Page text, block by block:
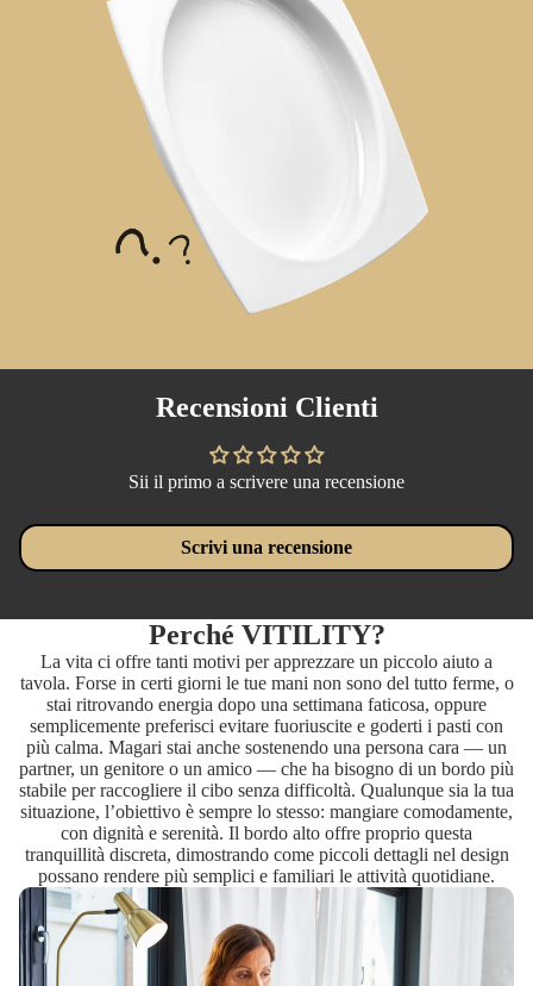
Recensioni Clienti
Sii il primo a scrivere una recensione
Scrivi una recensione
Perché VITILITY?
La vita ci offre tanti motivi per apprezzare un piccolo aiuto a
tavola. Forse in certi giorni le tue mani non sono del tutto ferme, o
stai ritrovando energia dopo una settimana faticosa, oppure
semplicemente preferisci evitare fuoriuscite e goderti i pasti con
più calma. Magari stai anche sostenendo una persona cara — un
partner, un genitore o un amico — che ha bisogno di un bordo più
stabile per raccogliere il cibo senza difficoltà. Qualunque sia la tua
situazione, l’obiettivo è sempre lo stesso: mangiare comodamente,
con dignità e serenità. Il bordo alto offre proprio questa
tranquillità discreta, dimostrando come piccoli dettagli nel design
possano rendere più semplici e familiari le attività quotidiane.